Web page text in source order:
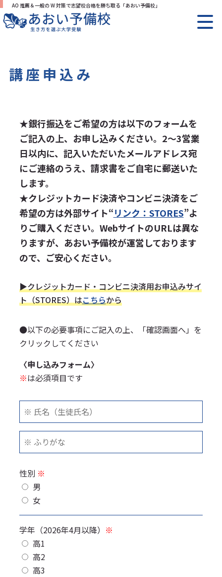
AO 推薦＆一般の W 対策で志望校合格を勝ち取る「あおい予備校」
講座申込み
★銀行振込をご希望の方は以下のフォームを
ご記入の上、お申し込みください。2〜3営業
日以内に、記入いただいたメールアドレス宛
にご連絡のうえ、請求書をご自宅に郵送いた
します。
★クレジットカード決済やコンビニ決済をご
希望の方は外部サイト“リンク：STORES”よ
りご購入ください。WebサイトのURLは異な
りますが、あおい予備校が運営しております
ので、ご安心ください。
▶クレジットカード・コンビニ決済用お申込みサイ
ト（STORES）はこちらから
●以下の必要事項にご記入の上、「確認画面へ」を
クリックしてください
〈申し込みフォーム〉
※は必須項目です
性別 ※
男
女
学年（2026年4月以降） ※
高1
高2
高3